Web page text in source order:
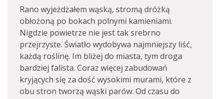
Rano wyjeżdżałem wąską, stromą dróżką
obłożoną po bokach polnymi kamieniami.
Nigdzie powietrze nie jest tak srebrno
przejrzyste. Światło wydobywa najmniejszy liść,
każdą roślinę. Im bliżej do miasta, tym droga
bardziej falista. Coraz więcej zabudowań
kryjących się za dość wysokimi murami, które z
obu stron tworzą wąski parów. Od czasu do